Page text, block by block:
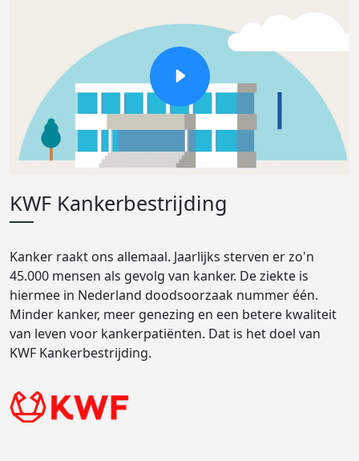
KWF Kankerbestrijding
Kanker raakt ons allemaal. Jaarlijks sterven er zo'n
45.000 mensen als gevolg van kanker. De ziekte is
hiermee in Nederland doodsoorzaak nummer één.
Minder kanker, meer genezing en een betere kwaliteit
van leven voor kankerpatiënten. Dat is het doel van
KWF Kankerbestrijding.